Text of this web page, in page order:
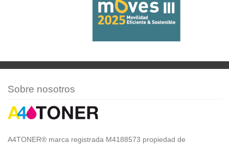
Sobre nosotros
A4TONER® marca registrada M4188573 propiedad de